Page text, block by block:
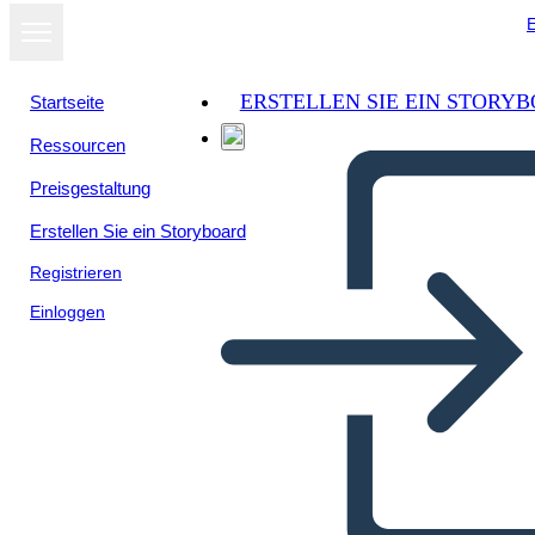
Startseite
Ressourcen
Preisgestaltung
Erstellen Sie ein Storyboard
Registrieren
Einloggen
ERSTELLEN SIE EIN
Als Diashow
ansehen